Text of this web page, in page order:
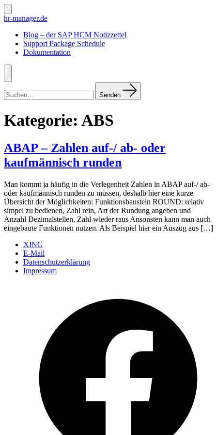
Zum
Inhalt
Suche
ein-/ausblenden
hr-manager.de
Blog – der SAP HCM Notizzettel
Support Package Schedule
Dokumentation
Menü
nach:
Senden
Kategorie: ABS
ABAP – Zahlen auf-/ ab- oder
kaufmännisch runden
Man kommt ja häufig in die Verlegenheit Zahlen in ABAP auf-/ ab-
oder kaufmännisch runden zu müssen, deshalb hier eine kurze
Übersicht der Möglichkeiten: Funktionsbaustein ROUND: relativ
simpel zu bedienen, Zahl rein, Art der Rundung angeben und
Anzahl Dezimalstellen, Zahl wieder raus Ansonsten kann man auch
eingebaute Funktionen nutzen. Als Beispiel hier ein Auszug aus […]
XING
E-Mail
Datenschutzerklärung
Impressum